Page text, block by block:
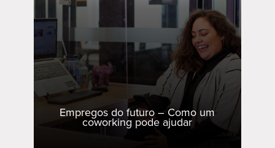
Empregos do futuro – Como um
coworking pode ajudar